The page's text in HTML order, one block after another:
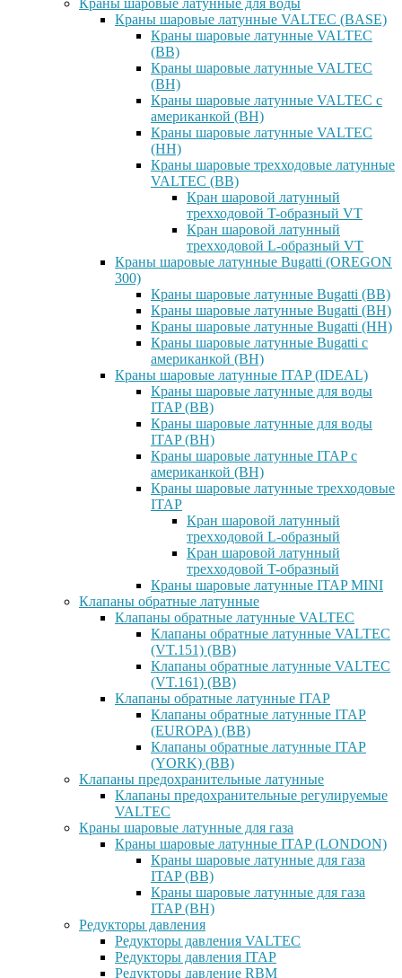
Краны шаровые латунные для воды
Краны шаровые латунные VALTEC (BASE)
Краны шаровые латунные VALTEC
(ВВ)
Краны шаровые латунные VALTEC
(ВН)
Краны шаровые латунные VALTEC с
американкой (ВН)
Краны шаровые латунные VALTEC
(НН)
Краны шаровые трехходовые латунные
VALTEC (ВВ)
Кран шаровой латунный
трехходовой T-образный VT
Кран шаровой латунный
трехходовой L-образный VT
Краны шаровые латунные Bugatti (OREGON
300)
Краны шаровые латунные Bugatti (ВВ)
Краны шаровые латунные Bugatti (ВН)
Краны шаровые латунные Bugatti (НН)
Краны шаровые латунные Bugatti с
американкой (ВН)
Краны шаровые латунные ITAP (IDEAL)
Краны шаровые латунные для воды
ITAP (ВВ)
Краны шаровые латунные для воды
ITAP (ВН)
Краны шаровые латунные ITAP с
американкой (ВН)
Краны шаровые латунные трехходовые
ITAP
Кран шаровой латунный
трехходовой L-образный
Кран шаровой латунный
трехходовой T-образный
Краны шаровые латунные ITAP MINI
Клапаны обратные латунные
Клапаны обратные латунные VALTEC
Клапаны обратные латунные VALTEC
(VT.151) (ВВ)
Клапаны обратные латунные VALTEC
(VT.161) (ВВ)
Клапаны обратные латунные ITAP
Клапаны обратные латунные ITAP
(EUROPA) (ВВ)
Клапаны обратные латунные ITAP
(YORK) (ВВ)
Клапаны предохранительные латунные
Клапаны предохранительные регулируемые
VALTEC
Краны шаровые латунные для газа
Краны шаровые латунные ITAP (LONDON)
Краны шаровые латунные для газа
ITAP (ВВ)
Краны шаровые латунные для газа
ITAP (ВН)
Редукторы давления
Редукторы давления VALTEC
Редукторы давления ITAP
Редукторы давление RBM